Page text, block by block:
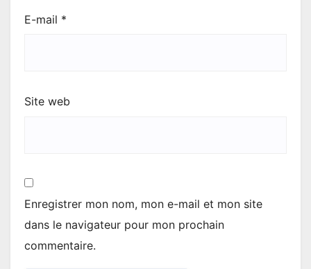
E-mail *
Site web
Enregistrer mon nom, mon e-mail et mon site
dans le navigateur pour mon prochain
commentaire.